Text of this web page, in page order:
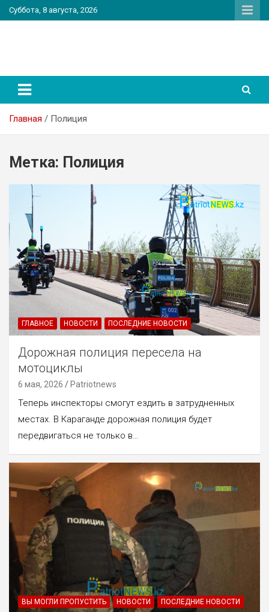
Перейти
к
Суббота, 8 августа, 2026
Главная Полиция
Метка: Полиция
ГЛАВНОЕ НОВОСТИ ПОСЛЕДНИЕ НОВОСТИ
Дорожная полиция пересела на
мотоциклы
6 мая, 2026 Patriotnews
Теперь инспекторы смогут ездить в затрудненных
местах. В Караганде дорожная полиция будет
передвигаться не только в…
ВЫ МОГЛИ ПРОПУСТИТЬ НОВОСТИ ПОСЛЕДНИЕ НОВОСТИ